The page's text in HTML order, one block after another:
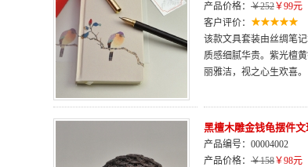
产品价格： ￥252￥99元
客户评价：
该款文具套装由丝绸笔
质感细腻华贵。紫光檀
丽雅洁，视之心生欢喜。
黑檀木雕金钱龟摆件
产品编号：00004002
产品价格： ￥158￥98元